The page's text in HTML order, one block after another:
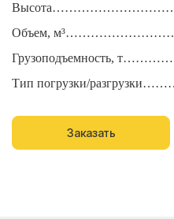
Объем,
Грузоподъемность,
Тип погрузки/
Заказать